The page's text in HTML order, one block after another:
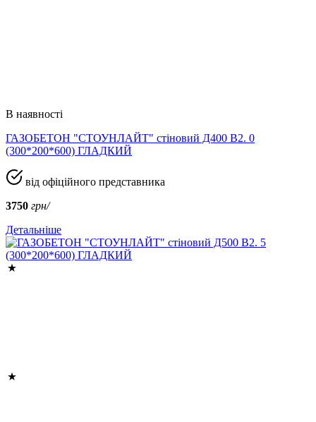
В наявності
ГАЗОБЕТОН "СТОУНЛАЙТ" стіновий Д400 В2. 0
(300*200*600) ГЛАДКИЙ
від офіційного представника
3750 грн/
Детальніше